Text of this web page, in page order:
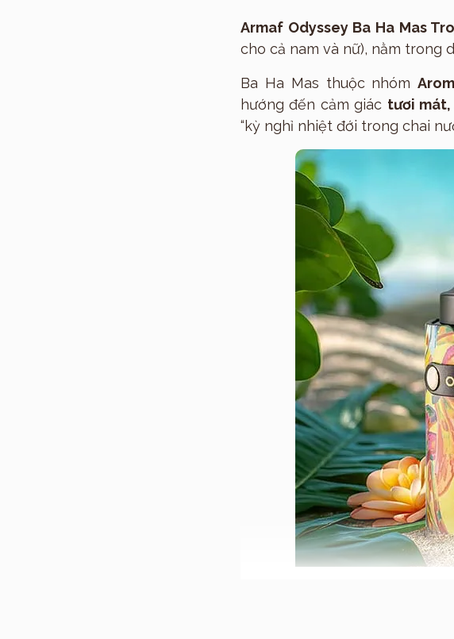
Armaf Odyssey Ba Ha Mas
cho cả nam và nữ), nằm trong
Ba Ha Mas thuộc nhóm
hướng đến cảm giác tươi mát,
“kỳ nghỉ nhiệt đới trong chai